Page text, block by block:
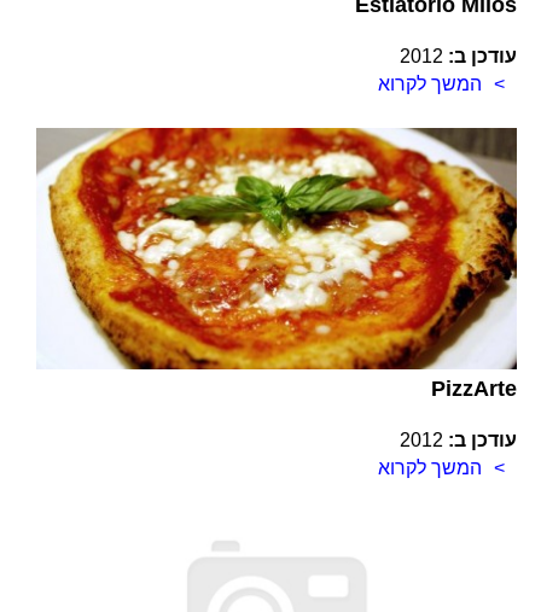
Estiatorio Milos
עודכן ב: 2012
המשך לקרוא
Pizz­Arte
עודכן ב: 2012
המשך לקרוא